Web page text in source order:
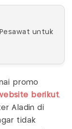
untuk
promo
berikut.
Aladin di
tidak